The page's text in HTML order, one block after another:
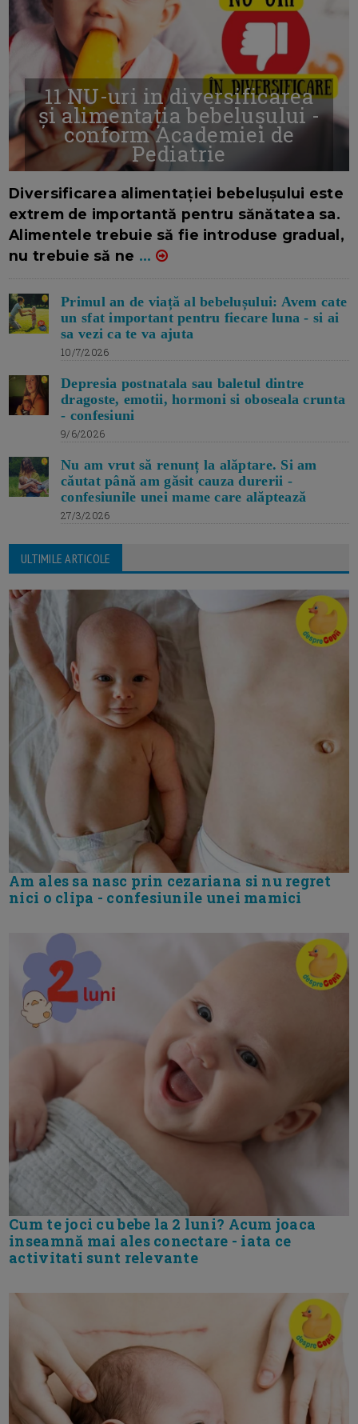
11 NU-uri in diversificarea
și alimentația bebelușului -
conform Academiei de
Pediatrie
Diversificarea alimentației bebelușului este
extrem de importantă pentru sănătatea sa.
Alimentele trebuie să fie introduse gradual,
nu trebuie să ne ...
Primul an de viață al bebelușului: Avem cate
un sfat important pentru fiecare luna - si ai
sa vezi ca te va ajuta
10/7/2026
Depresia postnatala sau baletul dintre
dragoste, emotii, hormoni si oboseala crunta
- confesiuni
9/6/2026
Nu am vrut să renunț la alăptare. Si am
căutat până am găsit cauza durerii -
confesiunile unei mame care alăptează
27/3/2026
ULTIMILE ARTICOLE
Am ales sa nasc prin cezariana si nu regret
nici o clipa - confesiunile unei mamici
Cum te joci cu bebe la 2 luni? Acum joaca
inseamnă mai ales conectare - iata ce
activitati sunt relevante